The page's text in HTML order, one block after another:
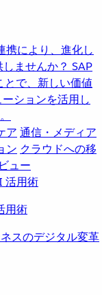
携により、進化し
ませんか？ SAP
とで、新しい価値
ションを活用し
ア 通信・メディア
ン クラウドへの移
ュー
用術
スのデジタル変革